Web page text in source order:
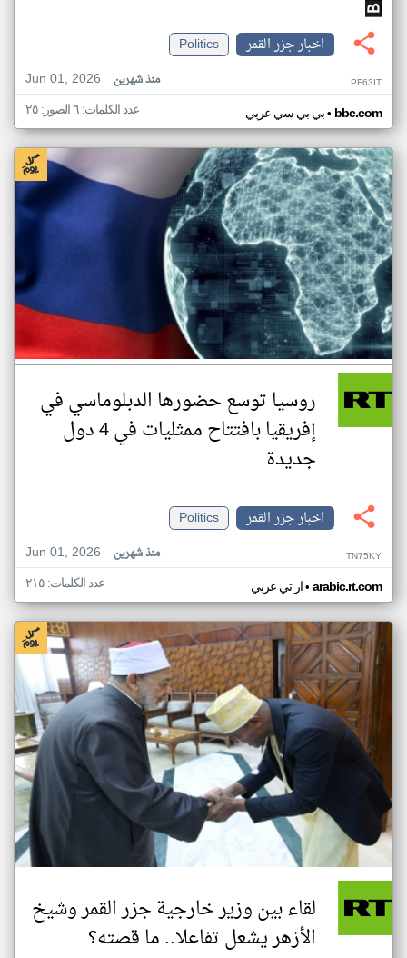
اخبار جزر القمر
Politics
Jun 01, 2026
منذ شهرين PF63IT
بي بي سي عربي• bbc.com عدد الكلمات: ٦ الصور: ٢٥
روسيا توسع حضورها الدبلوماسي في
إفريقيا بافتتاح ممثليات في 4 دول
جديدة
اخبار جزر القمر
Politics
Jun 01, 2026
منذ شهرين TN75KY
ار تي عربي• arabic.rt.com عدد الكلمات: ٢١٥
لقاء بين وزير خارجية جزر القمر وشيخ
الأزهر يشعل تفاعلا.. ما قصته؟